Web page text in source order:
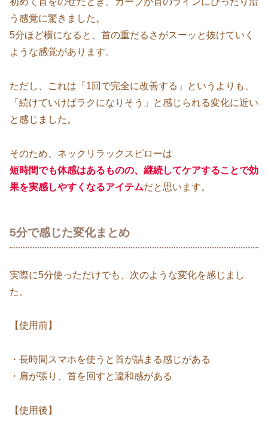
う感覚に驚きました。
5分ほど横になると、首の重だるさがスーッと抜けていく
ような感覚があります。
ただし、これは「1回で完全に改善する」というよりも、
「続けていけばラクになりそう」と感じられる変化に近い
と感じました。
そのため、ネックリラックスピローは
短時間でも体感はあるものの、継続してケアすることで効
果を実感しやすくなるアイテムだと思います。
5分で感じた変化まとめ
実際に5分使っただけでも、次のような変化を感じまし
た。
【使用前】
・長時間スマホを使うと首が詰まる感じがある
・肩が張り、首を回すと違和感がある
【使用後】